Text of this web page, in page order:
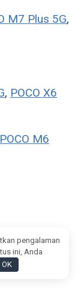
M7 Plus 5G,
, POCO X6
POCO M6
Pad M1,
pengalaman
ini, Anda
OK